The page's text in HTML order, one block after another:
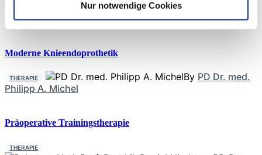
Nur notwendige Cookies
Moderne Knieendoprothetik
THERAPIE By PD Dr. med.
Philipp A. Michel
Präoperative Trainingstherapie
THERAPIE